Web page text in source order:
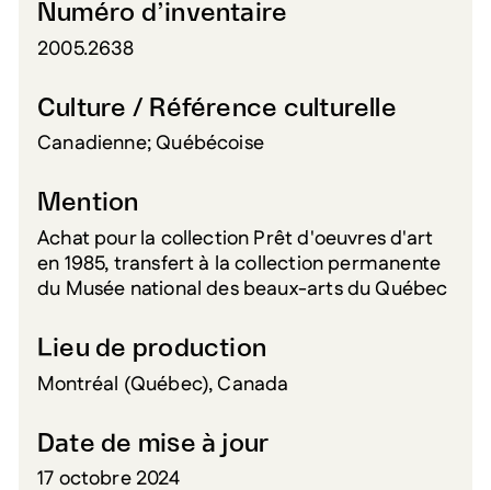
Numéro d’inventaire
2005.2638
Culture / Référence culturelle
Canadienne; Québécoise
Mention
Achat pour la collection Prêt d'oeuvres d'art
en 1985, transfert à la collection permanente
du Musée national des beaux-arts du Québec
Lieu de production
Montréal (Québec), Canada
Date de mise à jour
17 octobre 2024